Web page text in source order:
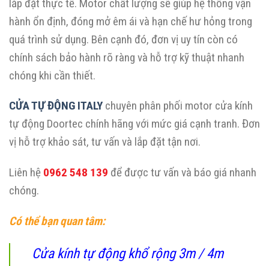
lắp đặt thực tế. Motor chất lượng sẽ giúp hệ thống vận
hành ổn định, đóng mở êm ái và hạn chế hư hỏng trong
quá trình sử dụng. Bên cạnh đó, đơn vị uy tín còn có
chính sách bảo hành rõ ràng và hỗ trợ kỹ thuật nhanh
chóng khi cần thiết.
CỬA TỰ ĐỘNG ITALY chuyên phân phối motor cửa kính
tự động Doortec chính hãng với mức giá cạnh tranh. Đơn
vị hỗ trợ khảo sát, tư vấn và lắp đặt tận nơi.
Liên hệ 0962 548 139 để được tư vấn và báo giá nhanh
chóng.
Có thể bạn quan tâm:
Cửa kính tự động khổ rộng 3m / 4m